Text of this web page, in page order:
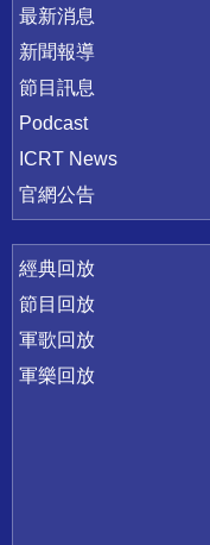
最新消息
新聞報導
節目訊息
Podcast
ICRT News
官網公告
經典回放
節目回放
軍歌回放
軍樂回放